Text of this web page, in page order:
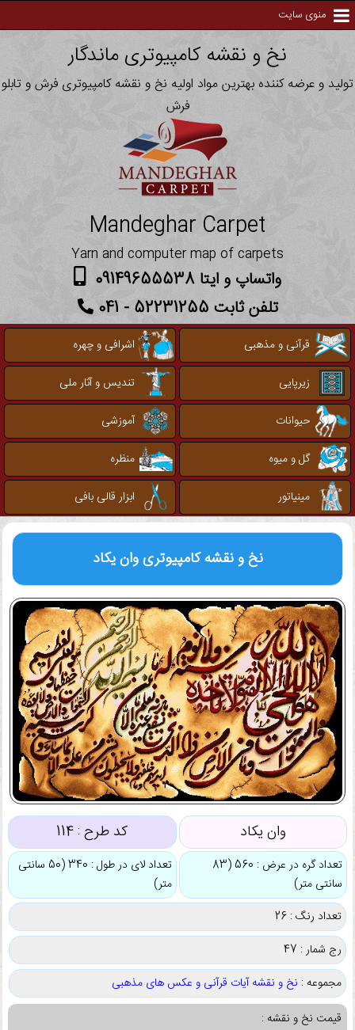
منوی سایت
نخ و نقشه کامپیوتری ماندگار
تولید و عرضه کننده بهترین مواد اولیه نخ و نقشه کامپیوتری فرش و تابلو
فرش
Mandeghar Carpet
Yarn and computer map of carpets
واتساپ و ایتا 09149655538
تلفن ثابت 52231255 - 041
قرآنی و مذهبی
اشرافی و چهره
زیرپایی
تندیس و آثار ملی
حیوانات
آموزشی
گل و میوه
منظره
مینیاتور
ابزار قالی بافی
نخ و نقشه کامپیوتریوان یکاد
وان یکاد کد طرح :114
تعداد گره در عرض : 560 (83
سانتی متر)
تعداد لای در طول : 340 (50 سانتی
متر)
تعداد رنگ : 26
رج شمار : 47
مجموعه : نخ و نقشه آیات قرآنی و عکس های مذهبی
قیمت نخ و نقشه :